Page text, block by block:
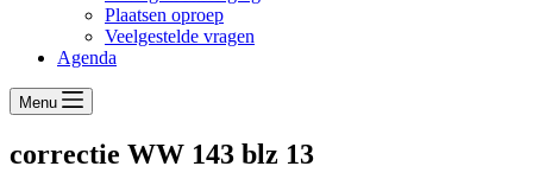
Plaatsen oproep
Veelgestelde vragen
Agenda
Menu
correctie WW 143 blz 13